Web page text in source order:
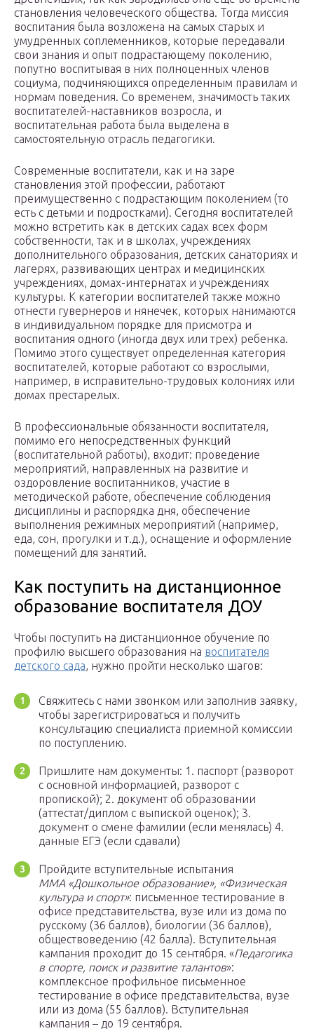
становления человеческого общества. Тогда миссия
воспитания была возложена на самых старых и
умудренных соплеменников, которые передавали
свои знания и опыт подрастающему поколению,
попутно воспитывая в них полноценных членов
социума, подчиняющихся определенным правилам и
нормам поведения. Со временем, значимость таких
воспитателей-наставников возросла, и
воспитательная работа была выделена в
самостоятельную отрасль педагогики.
Современные воспитатели, как и на заре
становления этой профессии, работают
преимущественно с подрастающим поколением (то
есть с детьми и подростками). Сегодня воспитателей
можно встретить как в детских садах всех форм
собственности, так и в школах, учреждениях
дополнительного образования, детских санаториях и
лагерях, развивающих центрах и медицинских
учреждениях, домах-интернатах и учреждениях
культуры. К категории воспитателей также можно
отнести гувернеров и нянечек, которых нанимаются
в индивидуальном порядке для присмотра и
воспитания одного (иногда двух или трех) ребенка.
Помимо этого существует определенная категория
воспитателей, которые работают со взрослыми,
например, в исправительно-трудовых колониях или
домах престарелых.
В профессиональные обязанности воспитателя,
помимо его непосредственных функций
(воспитательной работы), входит: проведение
мероприятий, направленных на развитие и
оздоровление воспитанников, участие в
методической работе, обеспечение соблюдения
дисциплины и распорядка дня, обеспечение
выполнения режимных мероприятий (например,
еда, сон, прогулки и т.д.), оснащение и оформление
помещений для занятий.
Как поступить на дистанционное
образование воспитателя ДОУ
Чтобы поступить на дистанционное обучение по
профилю высшего образования на воспитателя
детского сада, нужно пройти несколько шагов:
Свяжитесь с нами звонком или заполнив заявку,
чтобы зарегистрироваться и получить
консультацию специалиста приемной комиссии
по поступлению.
Пришлите нам документы: 1. паспорт (разворот
с основной информацией, разворот с
пропиской); 2. документ об образовании
(аттестат/диплом с выпиской оценок); 3.
документ о смене фамилии (если менялась) 4.
данные ЕГЭ (если сдавали)
Пройдите вступительные испытания
ММА «Дошкольное образование», «Физическая
культура и спорт»: письменное тестирование в
офисе представительства, вузе или из дома по
русскому (36 баллов), биологии (36 баллов),
обществоведению (42 балла). Вступительная
кампания проходит до 15 сентября. «Педагогика
в спорте, поиск и развитие талантов»:
комплексное профильное письменное
тестирование в офисе представительства, вузе
или из дома (55 баллов). Вступительная
кампания – до 19 сентября.